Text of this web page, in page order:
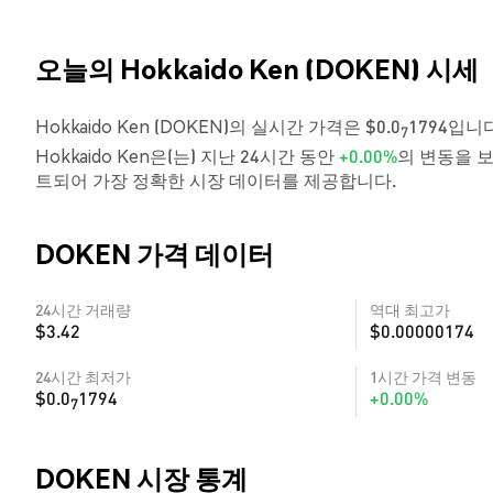
오늘의 Hokkaido Ken (DOKEN) 시세
Hokkaido Ken (DOKEN)의 실시간 가격은 $0.071794입니
Hokkaido Ken은(는) 지난 24시간 동안+0.00%의 변동을
트되어 가장 정확한 시장 데이터를 제공합니다.
DOKEN 가격 데이터
24시간 거래량
$3.42
역대 최고가
$0.00000174
24시간 최저가
$0.071794
1시간 가격 변동
+0.00%
DOKEN 시장 통계